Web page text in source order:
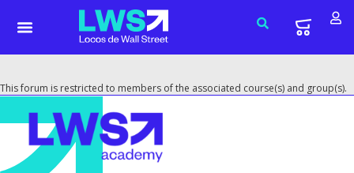
This forum is restricted to members of the associated course(s) and group(s).